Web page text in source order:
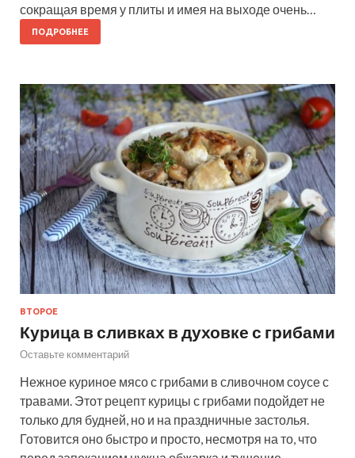
сокращая время у плиты и имея на выходе очень…
ПОДРОБНЕЕ
ВТОРОЕ
Курица в сливках в духовке с грибами
Оставьте комментарий
Нежное куриное мясо с грибами в сливочном соусе с
травами. Этот рецепт курицы с грибами подойдет не
только для будней, но и на праздничные застолья.
Готовится оно быстро и просто, несмотря на то, что